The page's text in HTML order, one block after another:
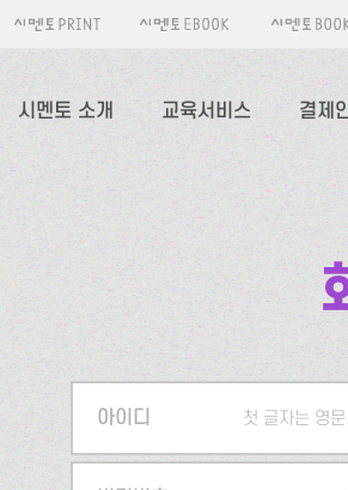
시멘토 소개 교육서비스 결제
아이디 첫 글자는 영